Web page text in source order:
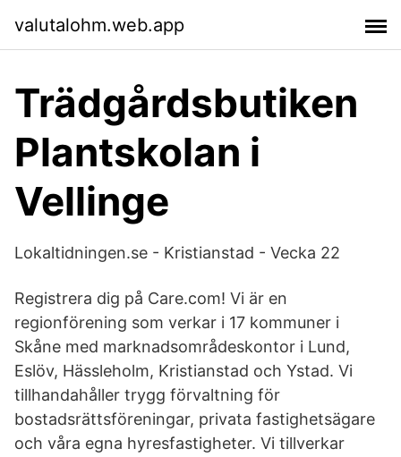
valutalohm.web.app
Trädgårdsbutiken
Plantskolan i
Vellinge
Lokaltidningen.se - Kristianstad - Vecka 22
Registrera dig på Care.com! Vi är en
regionförening som verkar i 17 kommuner i
Skåne med marknadsområdeskontor i Lund,
Eslöv, Hässleholm, Kristianstad och Ystad. Vi
tillhandahåller trygg förvaltning för
bostadsrättsföreningar, privata fastighetsägare
och våra egna hyresfastigheter. Vi tillverkar